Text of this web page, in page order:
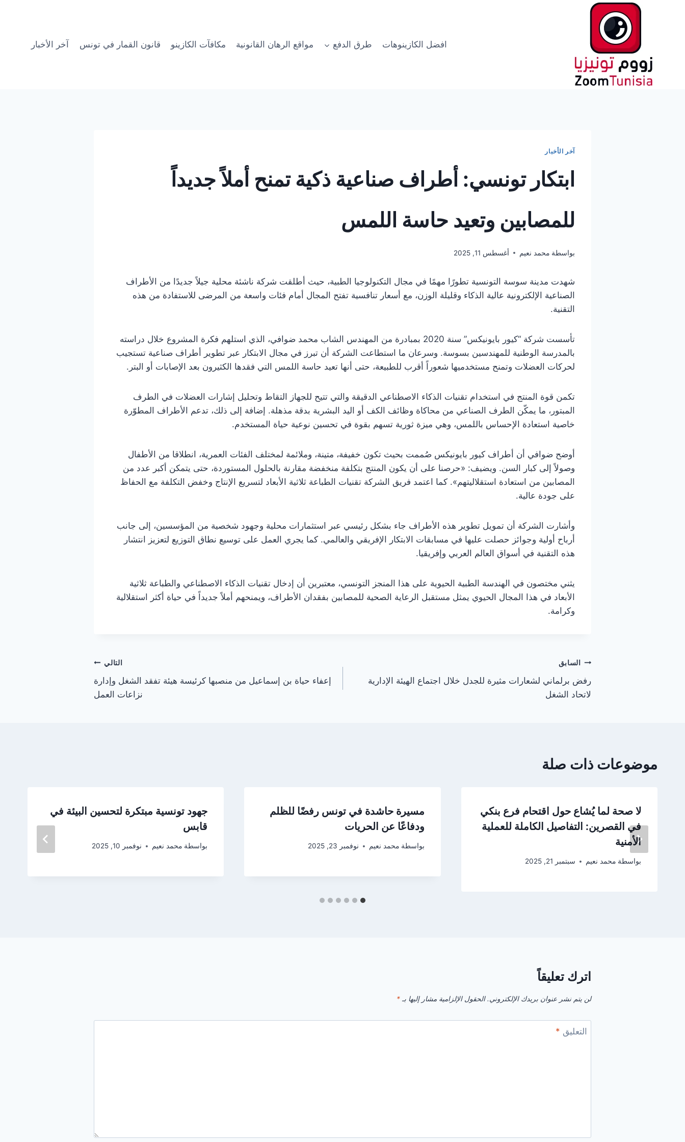
افضل الكازينوهات
طرق الدفع مواقع الرهان القانونية مكافآت الكازينو قانون القمار في تونس آخر الأخبار
آخر الأخبار
ابتكار تونسي: أطراف صناعية ذكية تمنح أملاً جديداً
للمصابين وتعيد حاسة اللمس
بواسطة محمد نعيم أغسطس 11, 2025
شهدت مدينة سوسة التونسية تطورًا مهمًا في مجال التكنولوجيا الطبية، حيث أطلقت شركة ناشئة محلية جيلاً جديدًا من الأطراف
الصناعية الإلكترونية عالية الذكاء وقليلة الوزن، مع أسعار تنافسية تفتح المجال أمام فئات واسعة من المرضى للاستفادة من هذه
التقنية.
تأسست شركة “كيور بايونيكس” سنة 2020 بمبادرة من المهندس الشاب محمد ضوافي، الذي استلهم فكرة المشروع خلال دراسته
بالمدرسة الوطنية للمهندسين بسوسة. وسرعان ما استطاعت الشركة أن تبرز في مجال الابتكار عبر تطوير أطراف صناعية تستجيب
لحركات العضلات وتمنح مستخدميها شعوراً أقرب للطبيعة، حتى أنها تعيد حاسة اللمس التي فقدها الكثيرون بعد الإصابات أو البتر.
تكمن قوة المنتج في استخدام تقنيات الذكاء الاصطناعي الدقيقة والتي تتيح للجهاز التقاط وتحليل إشارات العضلات في الطرف
المبتور، ما يمكّن الطرف الصناعي من محاكاة وظائف الكف أو اليد البشرية بدقة مذهلة. إضافة إلى ذلك، تدعم الأطراف المطوّرة
خاصية استعادة الإحساس باللمس، وهي ميزة ثورية تسهم بقوة في تحسين نوعية حياة المستخدم.
أوضح ضوافي أن أطراف كيور بايونيكس صُممت بحيث تكون خفيفة، متينة، وملائمة لمختلف الفئات العمرية، انطلاقا من الأطفال
وصولاً إلى كبار السن. ويضيف: «حرصنا على أن يكون المنتج بتكلفة منخفضة مقارنة بالحلول المستوردة، حتى يتمكن أكبر عدد من
المصابين من استعادة استقلاليتهم». كما اعتمد فريق الشركة تقنيات الطباعة ثلاثية الأبعاد لتسريع الإنتاج وخفض التكلفة مع الحفاظ
على جودة عالية.
وأشارت الشركة أن تمويل تطوير هذه الأطراف جاء بشكل رئيسي عبر استثمارات محلية وجهود شخصية من المؤسسين، إلى جانب
أرباح أولية وجوائز حصلت عليها في مسابقات الابتكار الإفريقي والعالمي. كما يجري العمل على توسيع نطاق التوزيع لتعزيز انتشار
هذه التقنية في أسواق العالم العربي وإفريقيا.
يثني مختصون في الهندسة الطبية الحيوية على هذا المنجز التونسي، معتبرين أن إدخال تقنيات الذكاء الاصطناعي والطباعة ثلاثية
الأبعاد في هذا المجال الحيوي يمثل مستقبل الرعاية الصحية للمصابين بفقدان الأطراف، ويمنحهم أملاً جديداً في حياة أكثر استقلالية
وكرامة.
تصفّح
المقالات
السابق
رفض برلماني لشعارات مثيرة للجدل خلال اجتماع الهيئة الإدارية
لاتحاد الشغل
التالي
إعفاء حياة بن إسماعيل من منصبها كرئيسة هيئة تفقد الشغل وإدارة
نزاعات العمل
موضوعات ذات صلة
لا صحة لما يُشاع حول اقتحام فرع بنكي
في القصرين: التفاصيل الكاملة للعملية
الأمنية
بواسطة محمد نعيم سبتمبر 21, 2025
مسيرة حاشدة في تونس رفضًا للظلم
ودفاعًا عن الحريات
بواسطة محمد نعيم نوفمبر 23, 2025
جهود تونسية مبتكرة لتحسين البيئة في
قابس
بواسطة محمد نعيم نوفمبر 10, 2025
اترك تعليقاً
لن يتم نشر عنوان بريدك الإلكتروني. الحقول الإلزامية مشار إليها بـ *
التعليق *